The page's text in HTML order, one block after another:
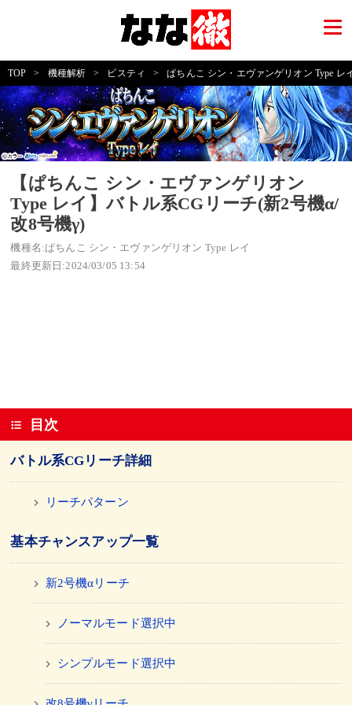
TOP > 機種解析 > ビスティ > ぱちんこ シン・エヴァンゲリオン Type レ
【ぱちんこ シン・エヴァンゲリオン
Type レイ】バトル系CGリーチ(新2号機α/
改8号機γ)
機種名:ぱちんこ シン・エヴァンゲリオン Type レイ
最終更新日:2024/03/05 13:54
目次
バトル系CGリーチ詳細
リーチパターン
基本チャンスアップ一覧
新2号機αリーチ
ノーマルモード選択中
シンプルモード選択中